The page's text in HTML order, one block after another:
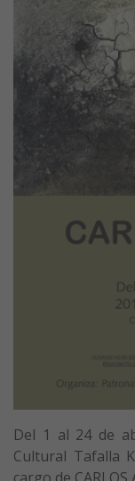
Del 1 al 24 de
Cultural Tafalla